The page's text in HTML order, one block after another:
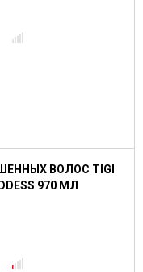
ВОЛОС TIGI
970 МЛ